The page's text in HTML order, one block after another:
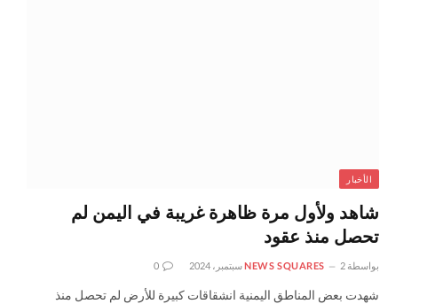
الأخبار
شاهد ولأول مرة ظاهرة غريبة في اليمن لم
تحصل منذ عقود
بواسطة NEWS SQUARES 2 سبتمبر، 2024 0
شهدت بعض المناطق اليمنية انشقاقات كبيرة للأرض لم تحصل منذ